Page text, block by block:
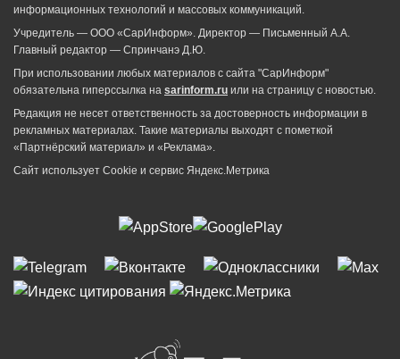
информационных технологий и массовых коммуникаций.
Учредитель — ООО «СарИнформ». Директор — Письменный А.А.
Главный редактор — Спринчанэ Д.Ю.
При использовании любых материалов с сайта "СарИнформ"
обязательна гиперссылка на sarinform.ru или на страницу с новостью.
Редакция не несет ответственность за достоверность информации в
рекламных материалах. Такие материалы выходят с пометкой
«Партнёрский материал» и «Реклама».
Сайт использует Cookie и сервиc Яндекс.Метрика